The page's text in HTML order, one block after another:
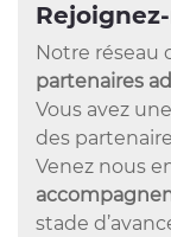
Notre réseau
partenaires
Vous avez
des
Venez nous
stade